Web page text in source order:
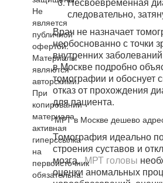
следовательно,
Врач не назначает
необоснованно с точки
внутренних
в Москве подробно
томографии и обоснует
отказ от прохождения
для пациента.
МРТ в Москве дешево
Томография идеально
строения суставов и
мозга.МРТ головы
оценки аномальных
Не
является
публичной
офертой.
Материалы
являются
авторскими.
При
копировании
материала
активная
гиперссылка
на
первоисточник
обязательна.